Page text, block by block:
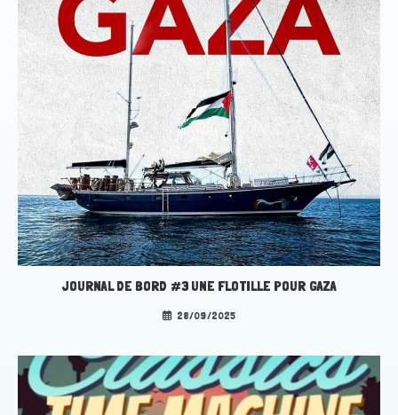
JOURNAL DE BORD #3 UNE FLOTILLE POUR GAZA
28/09/2025